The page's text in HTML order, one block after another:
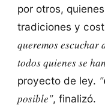
por otros,
tradiciones y
queremos escuchar
todos quienes se
proyecto de ley.
posible", finalizó.